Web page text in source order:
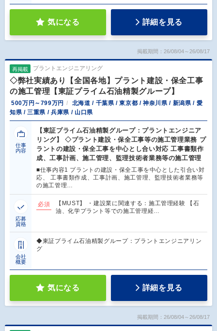
気になる 詳細を見る
掲載期間：26/08/04～26/08/17
再掲載 プラントエンジニアリング
◇弊社実績あり【全国各地】プラント建設・保全工事
の施工管理【東証プライム石油精製グループ】
500万円～799万円
北海道 / 千葉県 / 東京都 / 神奈川県 / 新潟県 / 愛
知県 / 三重県 / 兵庫県 / 山口県
仕事
内容
【東証プライム石油精製グループ：プラントエンジニア
リング】 ◇プラント建設・保全工事等の施工管理業務 プ
ラントの建設・保全工事を中心とし合い対応 工事書類作
成、工事計画、施工管理、監理技術者業務等の施工管理
■仕事内容1 プラントの建設・保全工事を中心とした引合い対
応、 工事書類作成、工事計画、施工管理、監理技術者業務等
の施工管理…
応募
資格
必須
【MUST】 ・建設業に関連する：施工管理経験 【石
油、化学プラント等での施工管理経…
会社
概要
◆東証プライム石油精製グループ：プラントエンジニアリン
グ
気になる 詳細を見る
掲載期間：26/08/04～26/08/17